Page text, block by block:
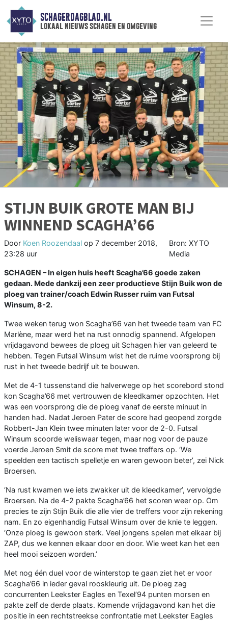
SCHAGERDAGBLAD.NL
lokaal nieuws schagen en omgeving
STIJN BUIK GROTE MAN BIJ
WINNEND SCAGHA’66
Door Koen Roozendaal op 7 december 2018,
23:28 uur
Bron: XYTO
Media
SCHAGEN –In eigen huis heeft Scagha’66 goede zaken
gedaan. Mede dankzij een zeer productieve Stijn Buik won de
ploeg van trainer/coach Edwin Russer ruim van Futsal
Winsum, 8-2.
Twee weken terug won Scagha’66 van het tweede team van FC
Marlène, maar werd het na rust onnodig spannend. Afgelopen
vrijdagavond bewees de ploeg uit Schagen hier van geleerd te
hebben. Tegen Futsal Winsum wist het de ruime voorsprong bij
rust in het tweede bedrijf uit te bouwen.
Met de 4-1 tussenstand die halverwege op het scorebord stond
kon Scagha’66 met vertrouwen de kleedkamer opzochten. Het
was een voorsprong die de ploeg vanaf de eerste minuut in
handen had. Nadat Jeroen Pater de score had geopend zorgde
Robbert-Jan Klein twee minuten later voor de 2-0. Futsal
Winsum scoorde weliswaar tegen, maar nog voor de pauze
voerde Jeroen Smit de score met twee treffers op. ‘We
speelden een tactisch spelletje en waren gewoon beter’, zei Nick
Broersen.
‘Na rust kwamen we iets zwakker uit de kleedkamer’, vervolgde
Broersen. Na de 4-2 pakte Scagha’66 het scoren weer op. Om
precies te zijn Stijn Buik die alle vier de treffers voor zijn rekening
nam. En zo eigenhandig Futsal Winsum over de knie te leggen.
‘Onze ploeg is gewoon sterk. Veel jongens spelen met elkaar bij
ZAP, dus we kennen elkaar door en door. Wie weet kan het een
heel mooi seizoen worden.’
Met nog één duel voor de winterstop te gaan ziet het er voor
Scagha’66 in ieder geval rooskleurig uit. De ploeg zag
concurrenten Leekster Eagles en Texel’94 punten morsen en
pakte zelf de derde plaats. Komende vrijdagavond kan het die
positie in een rechtstreekse confrontatie met Leekster Eagles